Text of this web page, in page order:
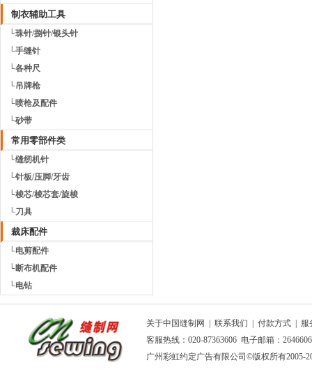
制衣辅助工具
└珠针/捌针/银头针
└手缝针
└各种尺
└吊牌枪
└喷枪及配件
└砂带
常用零部件类
└缝纫机针
└针板/压脚/牙齿
└梭芯/梭芯套/旋梭
└刀具
裁床配件
└电剪配件
└断布机配件
└电钻
关于中国缝制网 联系我们 付款方式
服
客服热线：020-87363606 电子邮箱：
广州彩虹约定广告有限公司 ©版权所有2005-